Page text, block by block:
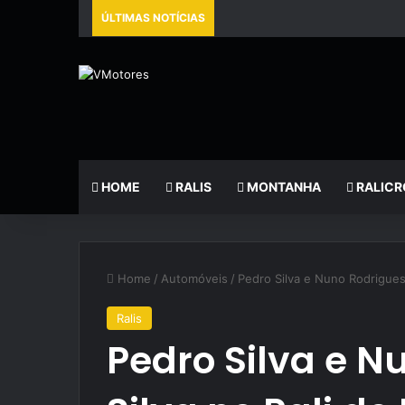
ÚLTIMAS NOTÍCIAS
HOME RALIS MONTANHA
Home / Automóveis / Pedro Silva e Nuno
Ralis
Pedro Silva e